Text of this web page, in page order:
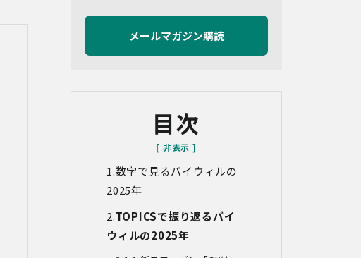
3.利用目的
当社で取り扱う個人情報（個人情報保護
法第2条第1項により定義された「個人情
いただけない場合、適切な対応ができな
いことがあります。
なお、当社との通話及びWebミーティン
容・ご意見等の正確な把握、今後のサー
ビス向上等のために、録音・録画させて
・お問い合わせ時に取得する個人情報
目次
数字で見るバイウィルの
2025年
TOPICSで振り返るバイ
ウィルの2025年